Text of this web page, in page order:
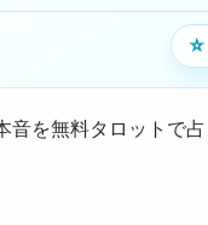
☆
音を無料タロットで